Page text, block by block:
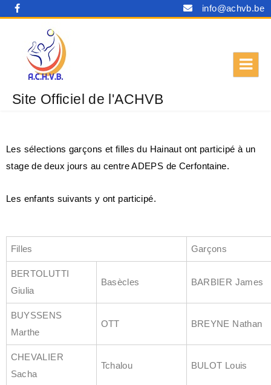
info@achvb.be
Site Officiel de l'ACHVB
Les sélections garçons et filles du Hainaut ont participé à un
stage de deux jours au centre ADEPS de Cerfontaine.
Les enfants suivants y ont participé.
Filles Garçons
BERTOLUTTI
Giulia
Basècles BARBIER James
BUYSSENS
Marthe
OTT BREYNE Nathan
CHEVALIER
Sacha
Tchalou BULOT Louis